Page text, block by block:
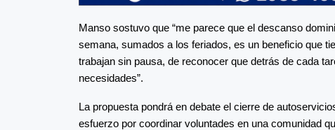
Manso sostuvo que “me parece que el descanso
semana, sumados a los feriados, es un beneficio que
trabajan sin pausa, de reconocer que detrás de cada
necesidades”.
La propuesta pondrá en debate el cierre de
esfuerzo por coordinar voluntades en una comunidad